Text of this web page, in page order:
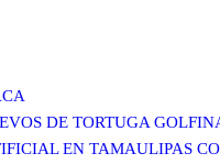
DE TORTUGA
EN TAMAULIPAS